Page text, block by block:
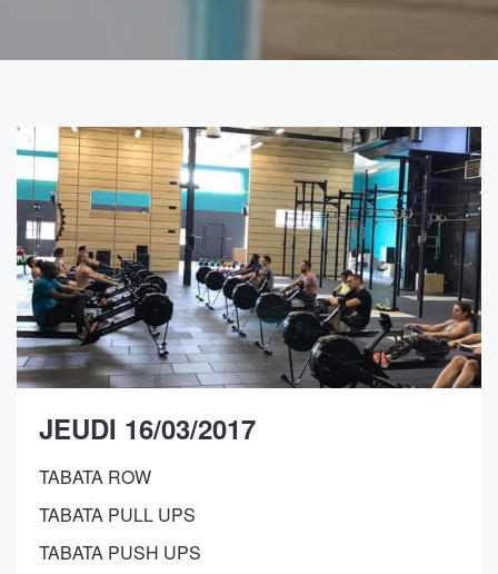
JEUDI 16/03/2017
TABATA ROW
TABATA PULL UPS
TABATA PUSH UPS